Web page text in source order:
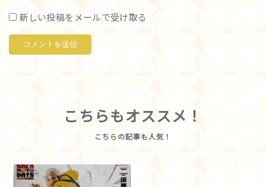
新しい投稿をメールで受け取る
こちらもオススメ！